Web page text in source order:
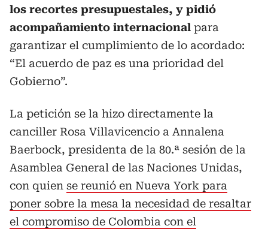
los recortes presupuestales, y pidió
acompañamiento internacional para
garantizar el cumplimiento de lo acordado:
“El acuerdo de paz es una prioridad del
Gobierno”.
La petición se la hizo directamente la
canciller Rosa Villavicencio a Annalena
Baerbock, presidenta de la 80.ª sesión de la
Asamblea General de las Naciones Unidas,
con quien se reunió en Nueva York para
poner sobre la mesa la necesidad de resaltar
el compromiso de Colombia con el